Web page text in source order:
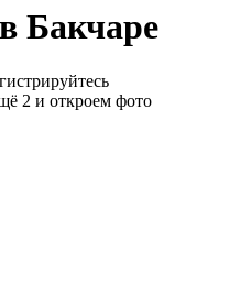
Бакчаре
2 и откроем фото